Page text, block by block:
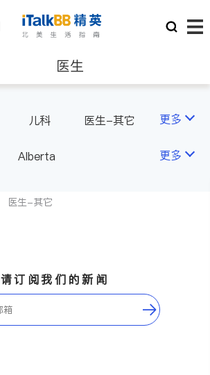
医生
会计师
儿科
医生-其它
更多
Alberta 更多
医生-其它
请订阅我们的新闻